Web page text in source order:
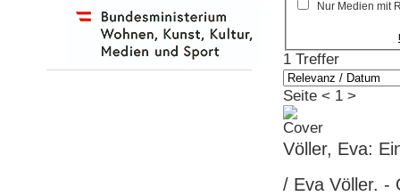
Nur Medien mit
1 Treffer
Seite < 1 >
Völler, Eva:
/ Eva Völler. -